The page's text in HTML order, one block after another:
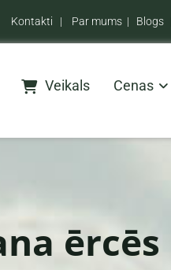
Kontakti | Par mums| Blogs
Veikals Cenas
ērcēs